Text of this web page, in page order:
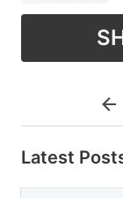
Latest